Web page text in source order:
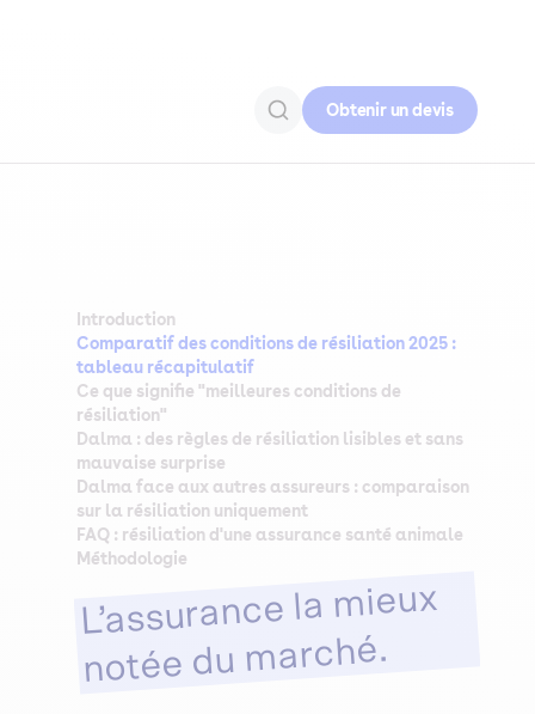
Obtenir un devis
Introduction
Comparatif des conditions de résiliation 2025 :
tableau récapitulatif
Ce que signifie "meilleures conditions de
résiliation"
Dalma : des règles de résiliation lisibles et sans
mauvaise surprise
Dalma face aux autres assureurs : comparaison
sur la résiliation uniquement
FAQ : résiliation d'une assurance santé animale
Méthodologie
L’assurance la mieux
notée du marché.